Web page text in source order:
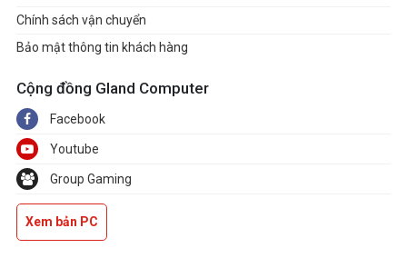
Chính sách vận chuyển
Bảo mật thông tin khách hàng
Cộng đồng Gland Computer
Facebook
Youtube
Group Gaming
Xem bản PC